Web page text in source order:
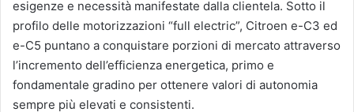
esigenze e necessità manifestate dalla clientela. Sotto il
profilo delle motorizzazioni “full electric”, Citroen e-C3 ed
e-C5 puntano a conquistare porzioni di mercato attraverso
l’incremento dell’efficienza energetica, primo e
fondamentale gradino per ottenere valori di autonomia
sempre più elevati e consistenti.